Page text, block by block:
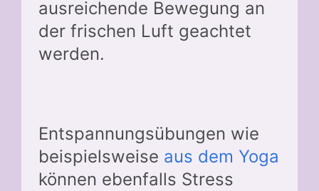
ausreichende Bewegung an
der frischen Luft geachtet
werden.
Entspannungsübungen wie
beispielsweise aus dem Yoga
können ebenfalls Stress